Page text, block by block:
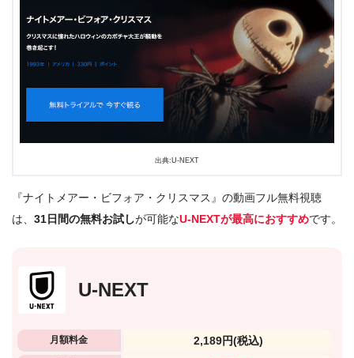
出典:U-NEXT
『ナイトメアー・ビフォア・クリスマス』の動画フル無料視聴
は、 31日間の無料お試しが可能なU-NEXTが最高におすすめです。
U-NEXT
月額料金 2,189円(税込)